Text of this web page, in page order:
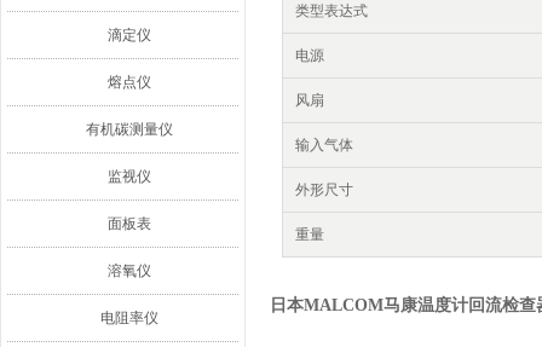
滴定仪
熔点仪
有机碳测量仪
监视仪
面板表
溶氧仪
电阻率仪
类型表达式
电源
风扇
输入气体
外形尺寸
重量
日本MALCOM马康温度计回流检查